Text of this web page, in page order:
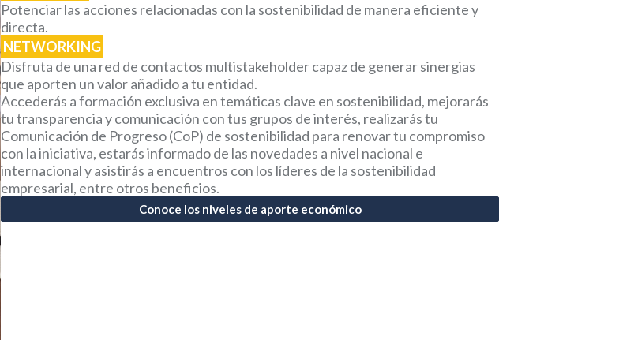
Potenciar las acciones relacionadas con la sostenibilidad de manera eficiente y
directa.
NETWORKING
Disfruta de una red de contactos multistakeholder capaz de generar sinergias
que aporten un valor añadido a tu entidad.
Accederás a formación exclusiva en temáticas clave en sostenibilidad, mejorarás
tu transparencia y comunicación con tus grupos de interés, realizarás tu
Comunicación de Progreso (CoP) de sostenibilidad para renovar tu compromiso
con la iniciativa, estarás informado de las novedades a nivel nacional e
internacional y asistirás a encuentros con los líderes de la sostenibilidad
empresarial, entre otros beneficios.
Conoce los niveles de aporte económico